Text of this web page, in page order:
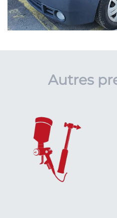
Autres
EN SAVOIR
PLUS...